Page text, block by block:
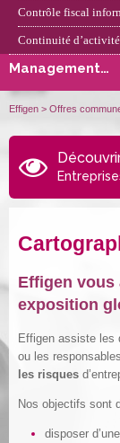
Contrôle fiscal
Continuité d’activité
Management…
Effigen > Offres
Effigen vous
exposition
Effigen assiste les
ou les
les risques
Nos objectifs sont
disposer